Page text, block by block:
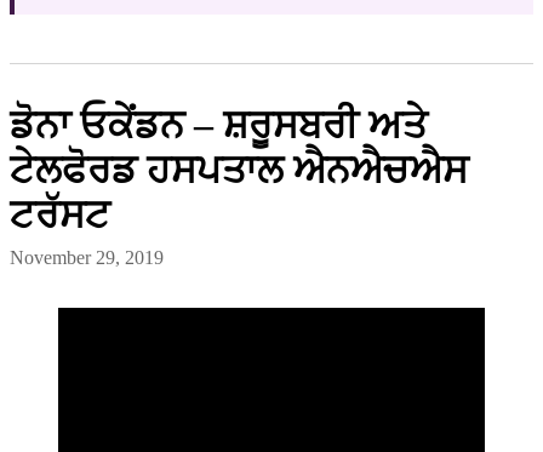
ਡੋਨਾ ਓਕੇਂਡਨ – ਸ਼ਰੂਸਬਰੀ ਅਤੇ
ਟੇਲਫੋਰਡ ਹਸਪਤਾਲ ਐਨਐਚਐਸ
ਟਰੱਸਟ
November 29, 2019